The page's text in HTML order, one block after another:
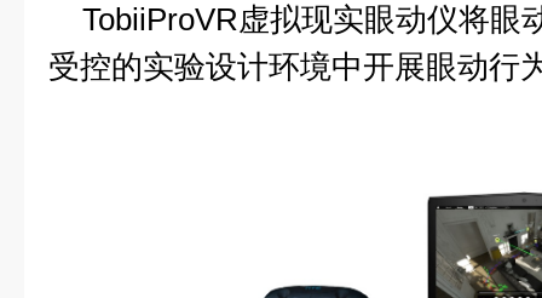
TobiiProVR虚拟现实眼动仪将眼
受控的实验设计环境中开展眼动行